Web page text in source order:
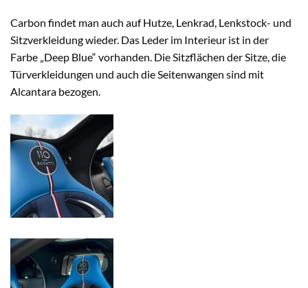
Carbon findet man auch auf Hutze, Lenkrad, Lenkstock- und
Sitzverkleidung wieder. Das Leder im Interieur ist in der
Farbe „Deep Blue“ vorhanden. Die Sitzflächen der Sitze, die
Türverkleidungen und auch die Seitenwangen sind mit
Alcantara bezogen.